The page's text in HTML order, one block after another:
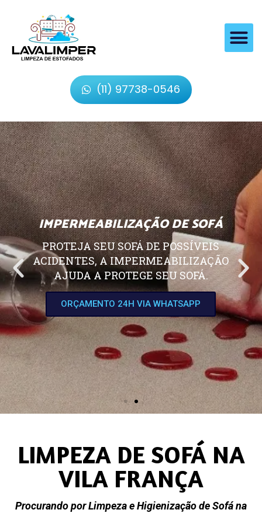
(11) 97738-0546
IMPERMEABILIZAÇÃO DE SOFÁ
PROTEJA SEU SOFÁ DE POSSÍVEIS
ACIDENTES, A IMPERMEABILIZAÇÃO
AJUDA A PROTEGE SEU SOFÁ.
ORÇAMENTO 24H VIA WHATSAPP
LIMPEZA DE SOFÁ NA
VILA FRANÇA
Procurando por Limpeza e Higienização de Sofá na